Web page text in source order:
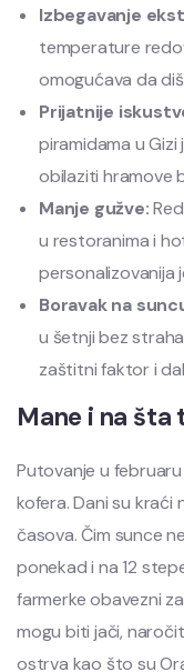
Izbegavanje
temperature
omogućava da
Prijatnije
piramidama u
obilaziti hramove
Manje gužve:
u restoranima i
personalizovanija
Boravak na
u šetnji bez
zaštitni faktor i
Mane i na
Putovanje u
kofera. Dani su kraći
časova. Čim sunce
ponekad i na 12
farmerke obavezni
mogu biti jači,
ostrva kao što su